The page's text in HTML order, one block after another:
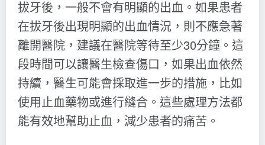
拔牙後，一般不會有明顯的出血。如果患者
在拔牙後出現明顯的出血情況，則不應急著
離開醫院，建議在醫院等待至少30分鐘。這
段時間可以讓醫生檢查傷口，如果出血依然
持續，醫生可能會採取進一步的措施，比如
使用止血藥物或進行縫合。這些處理方法都
能有效地幫助止血，減少患者的痛苦。